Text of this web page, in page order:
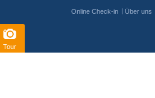
Online Check-in Über uns
Tour